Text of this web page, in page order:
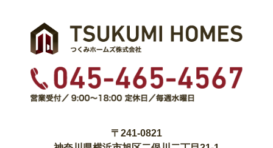
〒241-0821